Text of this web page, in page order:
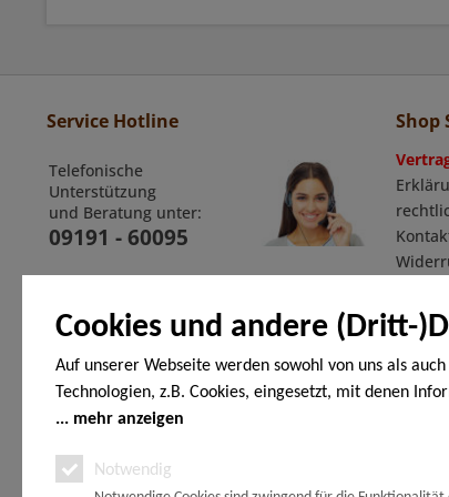
Cookies und andere (Dritt-
Auf unserer Webseite werden sowohl von uns als
Technologien, z.B. Cookies, eingesetzt, mit denen
Endgerät gespeichert und/oder von Ihrem Endgerät
Analyse-, Marketing- und Statistik-Cookies. Bei den
mehr anzeigen
Notwendig
Service Hotline
Telefonische
Unterstützung
und Beratung unter:
09191 - 60095
Shop
Zahlungsarten